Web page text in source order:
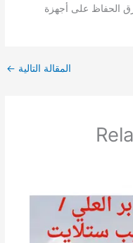
الحفاظ على أجهزة
المقالة التالية ←